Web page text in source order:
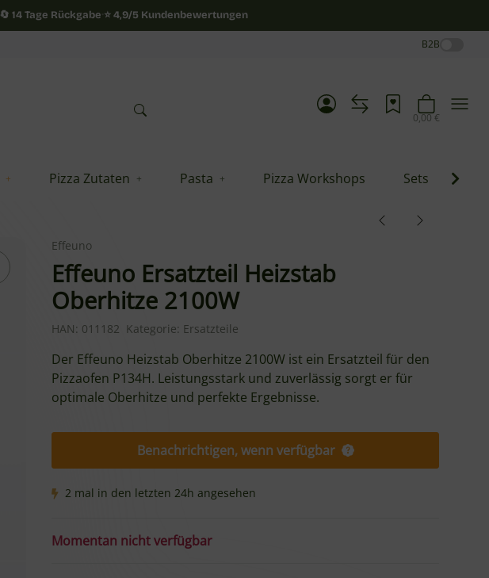
🔄 14 Tage Rückgabe ⭐ 4,9/5 Kundenbewertungen
B2B
0,00 €
Pizza Zutaten Pasta Pizza Workshops Sets
Effeuno
Effeuno Ersatzteil Heizstab
Oberhitze 2100W
HAN: 011182 Kategorie: Ersatzteile
Der Effeuno Heizstab Oberhitze 2100W ist ein Ersatzteil für den
Pizzaofen P134H. Leistungsstark und zuverlässig sorgt er für
optimale Oberhitze und perfekte Ergebnisse.
Benachrichtigen, wenn verfügbar
2 mal in den letzten 24h angesehen
Momentan nicht verfügbar